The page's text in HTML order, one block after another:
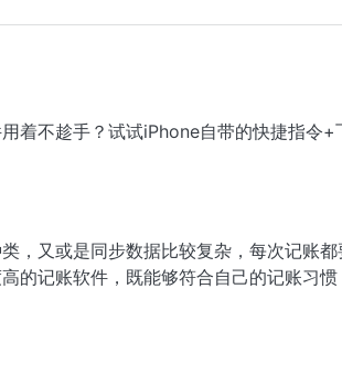
着不趁手？试试iPhone自带的快捷指令+
，又或是同步数据比较复杂，每次记账
的记账软件，既能够符合自己的记账习